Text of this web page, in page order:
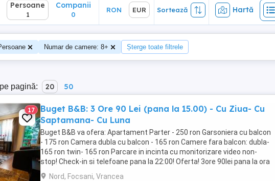
Persoane
1
Companii
0
RON EUR Sortează Hartă
Numar de camere: 8+ Șterge toate filtrele
pagină: 20 50
17
Buget B&B: 3 Ore 90 Lei (pana la 15.00) - Cu Ziua- Cu
Saptamana- Cu Luna
Buget B&B va ofera: Apartament Parter - 250 ron Garsoniera cu balcon
- 175 ron Camera dubla cu balcon - 165 ron Camere fara balcon: dubla-
165 ron twin- 165 ron Parcare in incinta cu monitorizare video non-
stop! Check-in si telefoane pana la 22:00! Oferta! 3ore 90lei pana la ora
15.00! Escortele NU ...
Nord, Focsani, Vrancea